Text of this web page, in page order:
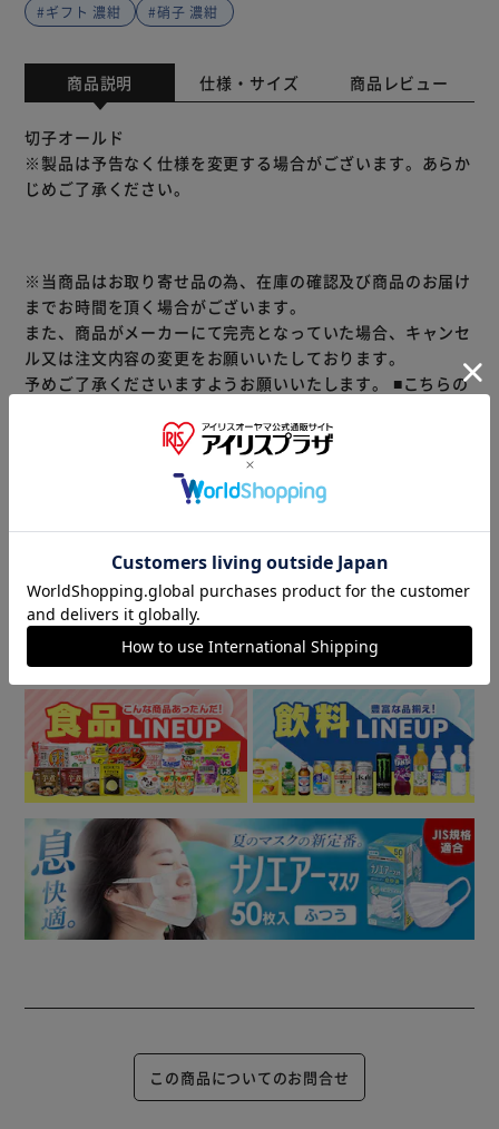
#ギフト 濃紺
#硝子 濃紺
商品説明 仕様・サイズ 商品レビュー
切子オールド
※製品は予告なく仕様を変更する場合がございます。あらか
じめご了承ください。
※当商品はお取り寄せ品の為、在庫の確認及び商品のお届け
までお時間を頂く場合がございます。
また、商品がメーカーにて完売となっていた場合、キャンセ
ル又は注文内容の変更をお願いいたしております。
予めご了承くださいますようお願いいたします。 ■こちらの
▼ 食品・飲料おすすめ ▼
この商品についてのお問合せ